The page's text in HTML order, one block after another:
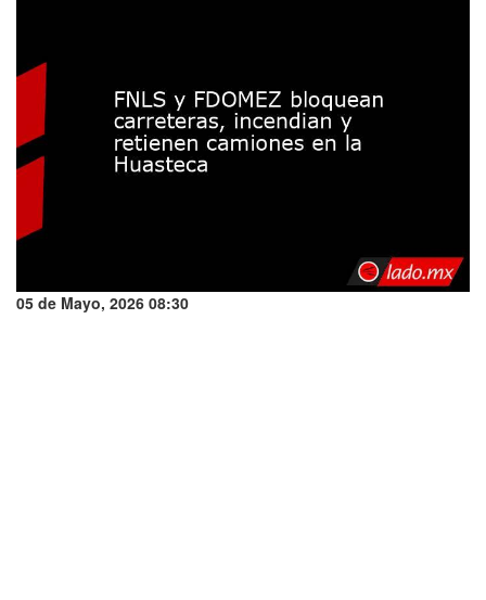
05 de Mayo, 2026 08:30